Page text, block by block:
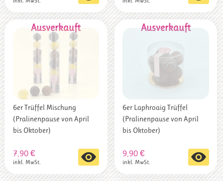
6er Trüffel Mischung
(Pralinenpause von April
bis Oktober)
7,90 €
inkl. MwSt.
6er Laphroaig Trüffel
(Pralinenpause von April
bis Oktober)
9,90€
inkl. MwSt.